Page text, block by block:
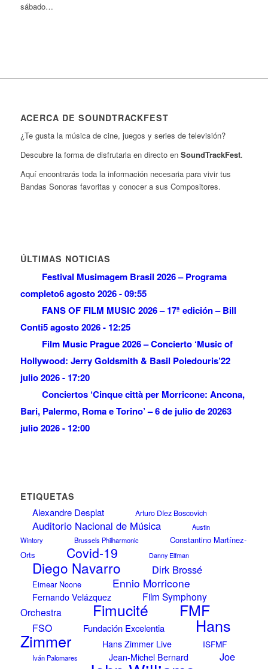
sábado…
ACERCA DE SOUNDTRACKFEST
¿Te gusta la música de cine, juegos y series de televisión?
Descubre la forma de disfrutarla en directo en SoundTrackFest.
Aquí encontrarás toda la información necesaria para vivir tus
Bandas Sonoras favoritas y conocer a sus Compositores.
ÚLTIMAS NOTICIAS
Festival Musimagem Brasil 2026 – Programa
completo6 agosto 2026 - 09:55
FANS OF FILM MUSIC 2026 – 17ª edición – Bill
Conti5 agosto 2026 - 12:25
Film Music Prague 2026 – Concierto ‘Music of
Hollywood: Jerry Goldsmith & Basil Poledouris’22
julio 2026 - 17:20
Conciertos ‘Cinque città per Morricone: Ancona,
Bari, Palermo, Roma e Torino’ – 6 de julio de 20263
julio 2026 - 12:00
ETIQUETAS
Alexandre Desplat Arturo Díez Boscovich
Auditorio Nacional de Música
Austin
Wintory
Brussels Philharmonic
Constantino Martínez-
Orts
Covid-19 Danny Elfman
Diego Navarro Dirk Brossé
Eimear Noone Ennio Morricone
Fernando Velázquez
Film Symphony
Orchestra
Fimucité FMF
FSO Fundación Excelentia Hans
Zimmer Hans Zimmer Live ISFMF
Iván Palomares Jean-Michel Bernard
Joe